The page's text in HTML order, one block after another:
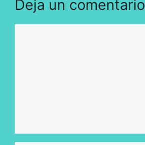
Deja un comentario